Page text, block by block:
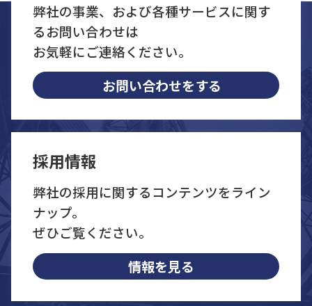
弊社の事業、および各種サービスに関す
るお問い合わせは
お気軽にご連絡ください。
お問い合わせをする
採用情報
弊社の採用に関するコンテンツをライン
ナップ。
ぜひご覧ください。
情報を見る